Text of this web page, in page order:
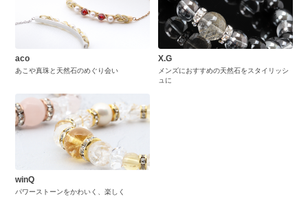
aco
あこや真珠と天然石のめぐり会い
X.G
メンズにおすすめの天然石をスタイリッシ
ュに
winQ
パワーストーンをかわいく、楽しく